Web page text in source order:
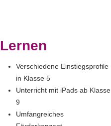
Lernen
Verschiedene Einstiegsprofile
in Klasse 5
Unterricht mit iPads ab Klasse
9
Umfangreiches